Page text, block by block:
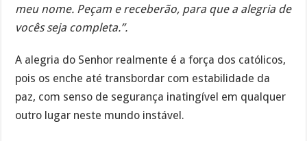
meu nome. Peçam e receberão, para que a alegria de
vocês seja completa.”.
A alegria do Senhor realmente é a força dos católicos,
pois os enche até transbordar com estabilidade da
paz, com senso de segurança inatingível em qualquer
outro lugar neste mundo instável.